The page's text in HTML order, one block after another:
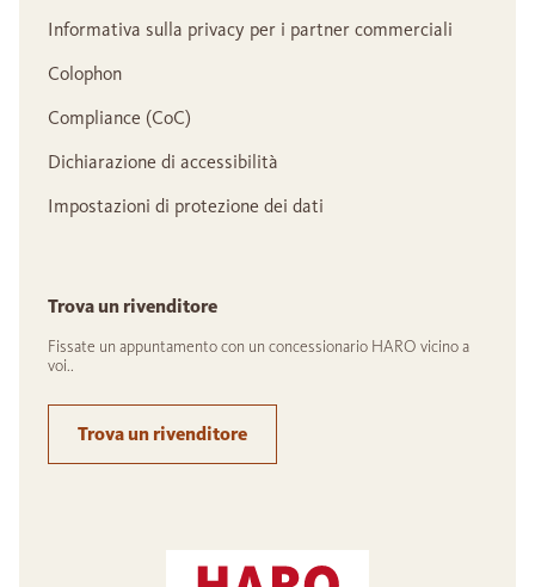
Informativa sulla privacy per i partner commerciali
Colophon
Compliance (CoC)
Dichiarazione di accessibilità
Impostazioni di protezione dei dati
Trova un rivenditore
Fissate un appuntamento con un concessionario HARO vicino a
voi..
Trova un rivenditore